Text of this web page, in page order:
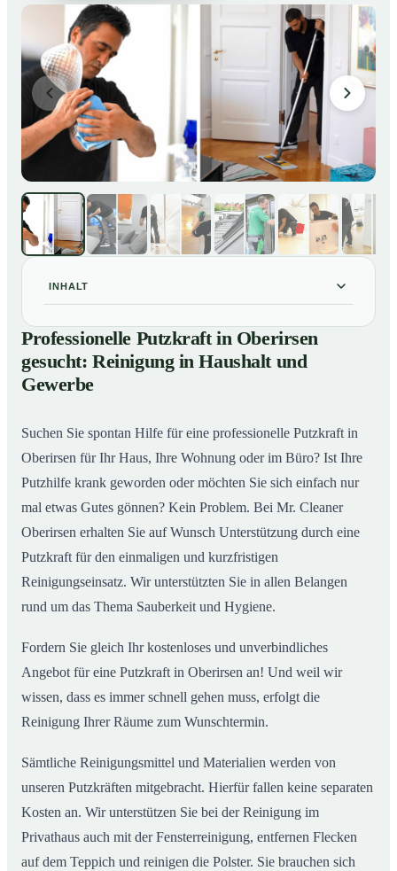
INHALT
01 Professionelle Putzkraft in Oberirsen gesucht:
Reinigung in Haushalt und Gewerbe
So einfach buchen Sie eine Putzkraft in Oberirsen
Professionelle Putzkraft in Oberirsen
gesucht: Reinigung in Haushalt und
Gewerbe
Suchen Sie spontan Hilfe für eine professionelle Putzkraft in
Oberirsen für Ihr Haus, Ihre Wohnung oder im Büro? Ist Ihre
Putzhilfe krank geworden oder möchten Sie sich einfach nur
mal etwas Gutes gönnen? Kein Problem. Bei Mr. Cleaner
Oberirsen erhalten Sie auf Wunsch Unterstützung durch eine
Putzkraft für den einmaligen und kurzfristigen
Reinigungseinsatz. Wir unterstützten Sie in allen Belangen
rund um das Thema Sauberkeit und Hygiene.
Fordern Sie gleich Ihr kostenloses und unverbindliches
Angebot für eine Putzkraft in Oberirsen an! Und weil wir
wissen, dass es immer schnell gehen muss, erfolgt die
Reinigung Ihrer Räume zum Wunschtermin.
Sämtliche Reinigungsmittel und Materialien werden von
unseren Putzkräften mitgebracht. Hierfür fallen keine separaten
Kosten an. Wir unterstützen Sie bei der Reinigung im
Privathaus auch mit der Fensterreinigung, entfernen Flecken
auf dem Teppich und reinigen die Polster. Sie brauchen sich